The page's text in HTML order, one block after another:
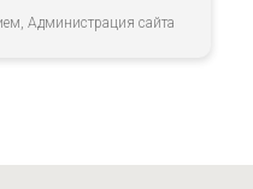
Администрация сайта